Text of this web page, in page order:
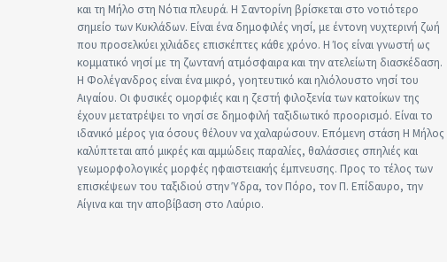
και τη Μήλο στη Νότια πλευρά. Η Σαντορίνη βρίσκεται στο νοτιότερο
σημείο των Κυκλάδων. Είναι ένα δημοφιλές νησί, με έντονη νυχτερινή ζωή
που προσελκύει χιλιάδες επισκέπτες κάθε χρόνο. Η Ίος είναι γνωστή ως
κομματικό νησί με τη ζωντανή ατμόσφαιρα και την ατελείωτη διασκέδαση.
Η Φολέγανδρος είναι ένα μικρό, γοητευτικό και ηλιόλουστο νησί του
Αιγαίου. Οι φυσικές ομορφιές και η ζεστή φιλοξενία των κατοίκων της
έχουν μετατρέψει το νησί σε δημοφιλή ταξιδιωτικό προορισμό. Είναι το
ιδανικό μέρος για όσους θέλουν να χαλαρώσουν. Επόμενη στάση Η Μήλος
καλύπτεται από μικρές και αμμώδεις παραλίες, θαλάσσιες σπηλιές και
γεωμορφολογικές μορφές ηφαιστειακής έμπνευσης. Προς το τέλος των
επισκέψεων του ταξιδιού στην Ύδρα, τον Πόρο, τον Π. Επίδαυρο, την
Αίγινα και την αποβίβαση στο Λαύριο.